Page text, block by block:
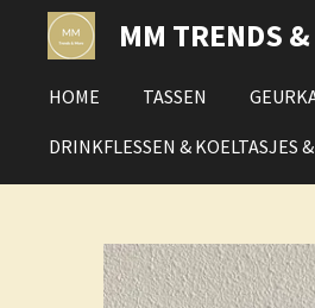
direct
hoofdinhoud
MM TRENDS
HOME TASSEN
DRINKFLESSEN & KOELTASJES